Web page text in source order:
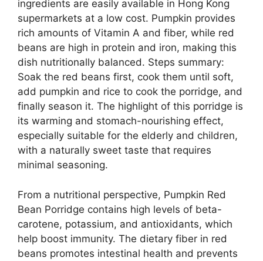
ingredients are easily available in Hong Kong
supermarkets at a low cost. Pumpkin provides
rich amounts of Vitamin A and fiber, while red
beans are high in protein and iron, making this
dish nutritionally balanced. Steps summary:
Soak the red beans first, cook them until soft,
add pumpkin and rice to cook the porridge, and
finally season it. The highlight of this porridge is
its warming and stomach-nourishing effect,
especially suitable for the elderly and children,
with a naturally sweet taste that requires
minimal seasoning.
From a nutritional perspective, Pumpkin Red
Bean Porridge contains high levels of beta-
carotene, potassium, and antioxidants, which
help boost immunity. The dietary fiber in red
beans promotes intestinal health and prevents